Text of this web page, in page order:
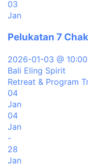
03
Jan
Pelukatan 7
2026-01-03 @
Bali Eling Spirit
Retreat & Program
04
Jan
04
Jan
-
28
Jan